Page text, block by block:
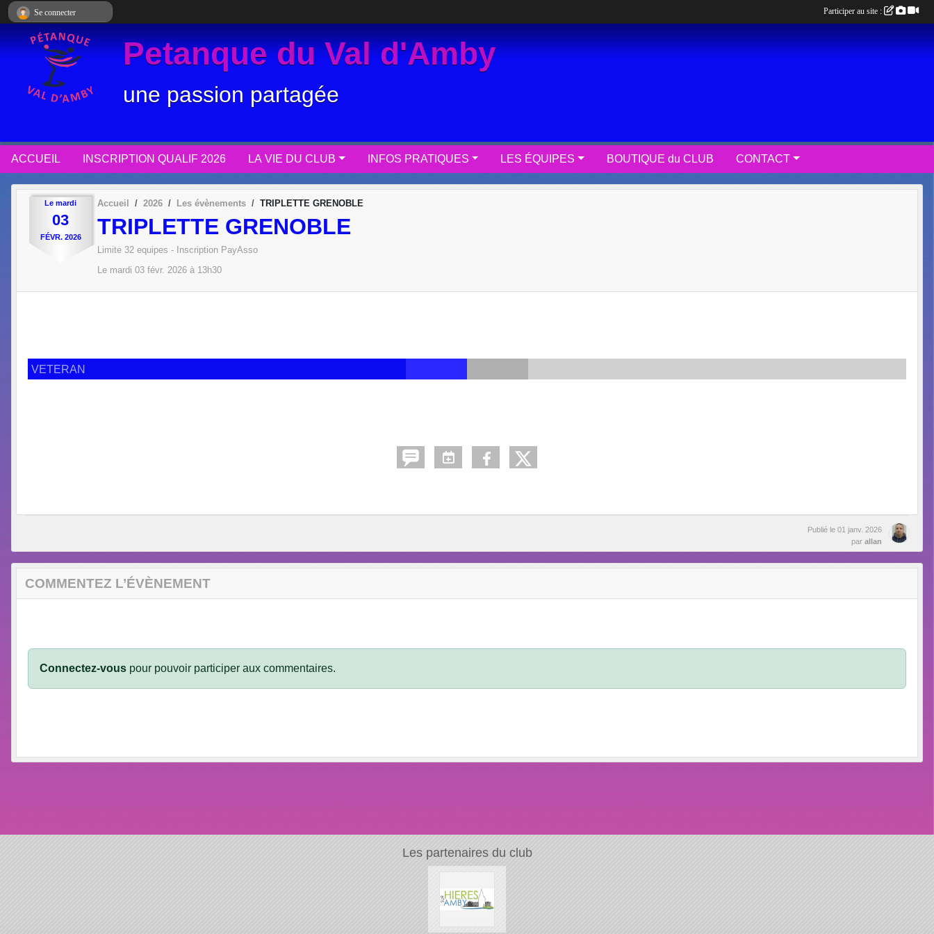
Petanque du Val d'Amby
une passion partagée
ACCUEIL INSCRIPTION QUALIF 2026 LA VIE DU CLUB INFOS PRATIQUES LES ÉQUIPES BOUTIQUE du CLUB CONTACT
Le mardi
03
FÉVR. 2026
Accueil 2026 Les évènements TRIPLETTE GRENOBLE
TRIPLETTE GRENOBLE
Limite 32 equipes - Inscription PayAsso
Le mardi 03 févr. 2026 à 13h30
VETERAN
Publié le 01 janv. 2026
par allan
COMMENTEZ L’ÉVÈNEMENT
Connectez-vous pour pouvoir participer aux commentaires.
Les partenaires du club
Se connecter Participer au site :
Panneau de gestion des cookies